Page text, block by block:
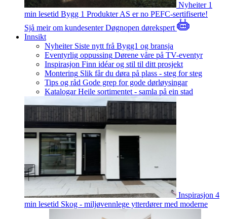
Nyheiter 1
min lesetid Bygg 1 Produkter AS er no PEFC-sertifiserte!
Sjå meir om kundesenterDøgnopen dørekspert
Innsikt
Nyheiter Siste nytt frå Bygg1 og bransja
Eventyrlig oppussing Dørene våre på TV-eventyr
Inspirasjon Finn idéar og stil til ditt prosjekt
Montering Slik får du døra på plass - steg for steg
Tips og råd Gode grep for gode dørløysingar
Katalogar Heile sortimentet - samla på ein stad
Inspirasjon 4
min lesetid Skog - miljøvennlege ytterdører med moderne